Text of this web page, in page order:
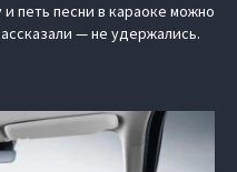
петь песни в караоке можно
— не удержались.